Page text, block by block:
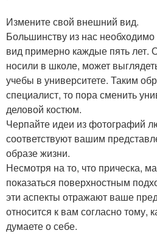
Измените свой внешний вид.
Большинству из нас
вид примерно каждые пять лет.
носили в школе, может
учебы в университете. Таким
специалист, то пора сменить
деловой костюм.
Черпайте идеи из фотографий
соответствуют вашим
образе жизни.
Несмотря на то, что прическа,
показаться поверхностным
эти аспекты отражают ваше
относится к вам согласно тому,
думаете о себе.